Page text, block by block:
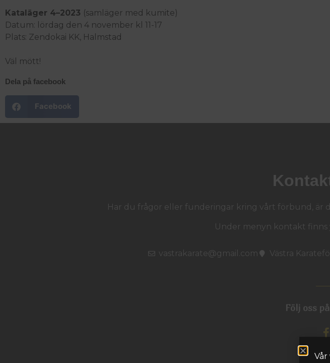
Kataläger 4–2023 (samläger med kumite)
Datum: lördag den 4 november kl 11-17
Plats: Zendokai KK, Halmstad
Väl mött!
Dela på facebook
Facebook
Har du frågor eller funderingar kring vårt förbund, är
Under menyn kontakt
vastrakarate@gmail.com Västra
Följ oss